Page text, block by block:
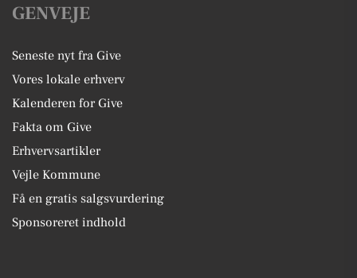
GENVEJE
Seneste nyt fra Give
Vores lokale erhverv
Kalenderen for Give
Fakta om Give
Erhvervsartikler
Vejle Kommune
Få en gratis salgsvurdering
Sponsoreret indhold